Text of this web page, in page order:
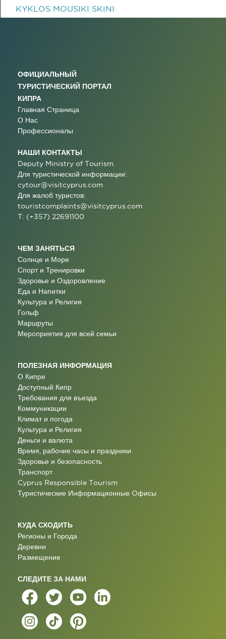
KYKLOS MOUSIKI SKINI
ОФИЦИАЛЬНЫЙ
ТУРИСТИЧЕСКИЙ ПОРТАЛ
КИПРА
Главная Страница
О Нас
Профессионалы
НАШИ КОНТАКТЫ
Deputy Ministry of Tourism
Для туристической информации:
cytour@visitcyprus.com
Для жалоб туристов:
touristcomplaints@visitcyprus.com
T: (+357) 22691100
ЧЕМ ЗАНЯТЬСЯ
Солнце и Море
Спорт и Тренировки
Здоровье и Оздоровление
Еда и Напитки
Культура и Религия
Гольф
Маршруты
Мероприятия для всей семьи
ПОЛЕЗНАЯ ИНФОРМАЦИЯ
О Кипре
Доступный Кипр
Требования для въезда
Коммуникации
Климат и погода
Культура и Религия
Деньги и валюта
Время, рабочие часы и праздники
Здоровье и безопасность
Транспорт
Cyprus Responsible Tourism
Туристические Информационные Oфисы
КУДА СХОДИТЬ
Регионы и Города
Деревни
Размещение
СЛЕДИТЕ ЗА НАМИ